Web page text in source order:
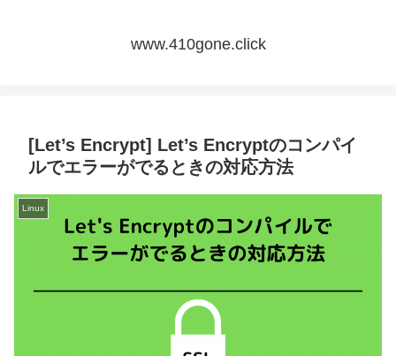
www.410gone.click
[Let’s Encrypt] Let’s Encryptのコンパイ
ルでエラーがでるときの対応方法
Linux